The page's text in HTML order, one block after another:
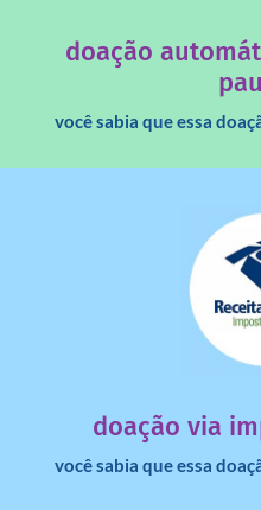
doação
você sabia que essa
doação via
você sabia que essa
dinheiro deixa